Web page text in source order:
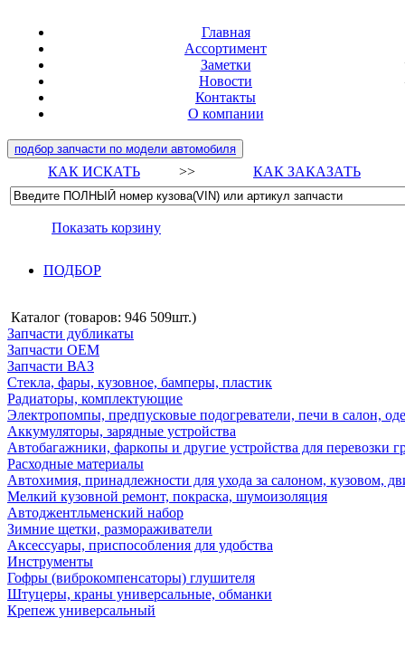
Главная
Ассортимент
Заметки
Новости
Контакты
О компании
подбор запчасти по модели автомобиля
КАК ИСКАТЬ >> КАК ЗАКАЗАТЬ
Показать корзину
ПОДБОР
Каталог (товаров: 946 509шт.)
Запчасти дубликаты
Запчасти ОЕМ
Запчасти ВАЗ
Стекла, фары, кузовное, бамперы, пластик
Радиаторы, комплектующие
Электропомпы, предпусковые подогреватели, печи в салон,
Аккумуляторы, зарядные устройства
Автобагажники, фаркопы и другие устройства для перевозки
Расходные материалы
Автохимия, принадлежности для ухода за салоном, кузовом,
Мелкий кузовной ремонт, покраска, шумоизоляция
Автоджентльменский набор
Зимние щетки, размораживатели
Аксессуары, приспособления для удобства
Инструменты
Гофры (виброкомпенсаторы) глушителя
Штуцеры, краны универсальные, обманки
Крепеж универсальный